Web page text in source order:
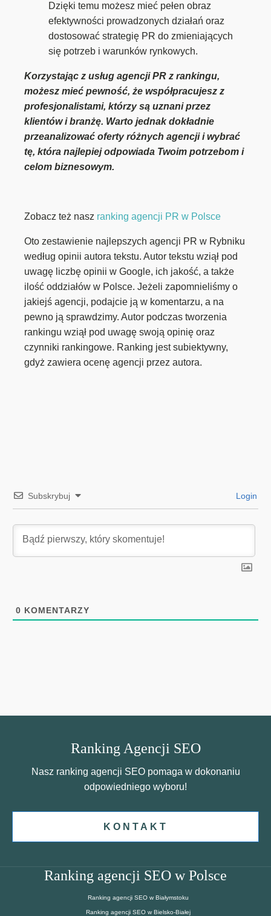
Dzięki temu możesz mieć pełen obraz
efektywności prowadzonych działań oraz
dostosować strategię PR do zmieniających
się potrzeb i warunków rynkowych.
Korzystając z usług agencji PR z rankingu,
możesz mieć pewność, że współpracujesz z
profesjonalistami, którzy są uznani przez
klientów i branżę. Warto jednak dokładnie
przeanalizować oferty różnych agencji i wybrać
tę, która najlepiej odpowiada Twoim potrzebom i
celom biznesowym.
Zobacz też nasz ranking agencji PR w Polsce
Oto zestawienie najlepszych agencji PR w Rybniku
według opinii autora tekstu. Autor tekstu wziął pod
uwagę liczbę opinii w Google, ich jakość, a także
ilość oddziałów w Polsce. Jeżeli zapomnieliśmy o
jakiejś agencji, podajcie ją w komentarzu, a na
pewno ją sprawdzimy. Autor podczas tworzenia
rankingu wziął pod uwagę swoją opinię oraz
czynniki rankingowe. Ranking jest subiektywny,
gdyż zawiera ocenę agencji przez autora.
Subskrybuj Login
0 KOMENTARZY
Ranking Agencji SEO
Nasz ranking agencji SEO pomaga w dokonaniu
odpowiedniego wyboru!
KONTAKT
Ranking agencji SEO w Polsce
Ranking agencji SEO w Białymstoku
Ranking agencji SEO w Bielsko-Białej